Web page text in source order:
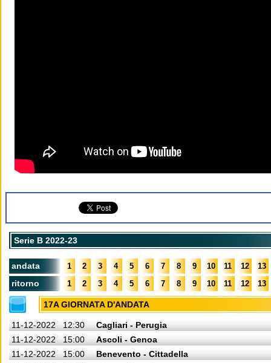
Serie B 2022-23
andata 1 2 3 4 5 6 7 8 9 10 11 12 13
ritorno 1 2 3 4 5 6 7 8 9 10 11 12 13
17A GIORNATA D'ANDATA
11-12-2022 12:30
Cagliari - Perugia
11-12-2022
15:00
Ascoli - Genoa
11-12-2022
15:00
Benevento - Cittadella